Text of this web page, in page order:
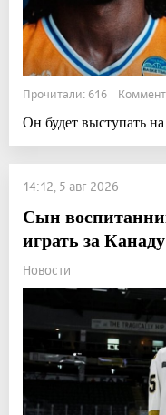
Прочитали: 616
Он будет выступать
14:12, 5 авг 2026
Сын
играть за Канаду
Новости